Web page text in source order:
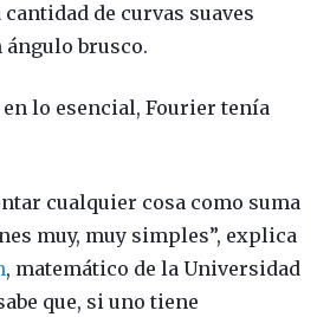
de curvas suaves
brusco.
en lo esencial, Fourier tenía
cualquier cosa como suma
muy, muy simples”, explica
, matemático de la Universidad
que, si uno tiene